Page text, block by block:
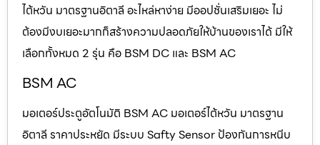
ไต้หวัน มาตรฐานอิตาลี อะไหล่หาง่าย มีออปชั่นเสริมเยอะ ไม่
ต้องมีงบเยอะมากก็สร้างความปลอดภัยให้บ้านของเราได้ มีให้
เลือกทั้งหมด 2 รุ่น คือ BSM DC และ BSM AC
BSM AC
มอเตอร์ประตูอัตโนมัติ BSM AC มอเตอร์ไต้หวัน มาตรฐาน
อิตาลี ราคาประหยัด มีระบบ Safty Sensor ป้องกันการหนีบ